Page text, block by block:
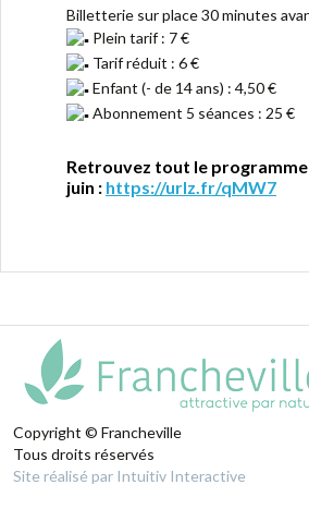
Billetterie sur place 30 minutes
Plein tarif : 7 €
Tarif réduit : 6 €
Enfant (- de 14 ans) : 4,50 €
Abonnement 5 séances : 25 €
Retrouvez tout le
juin : https://urlz.fr/qMW7
Copyright © Francheville
Tous droits réservés
Site réalisé par Intuitiv Interactive